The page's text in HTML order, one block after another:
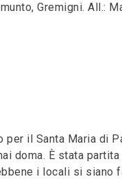
Gremigni. All.:
il Santa Maria di
doma. È stata
i locali si siano